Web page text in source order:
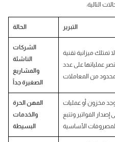
التالية:
الحالة التبرير
الشركات
الناشئة
والمشاريع
الصغيرة جداً
تمتلك ميزانية تقنية
عملياتها على عدد
المهن الحرة
والخدمات
البسيطة
مخزون أو عمليات
الفواتير وتتبع